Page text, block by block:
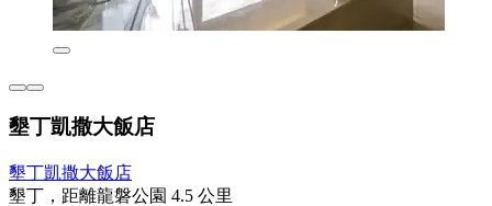
墾丁凱撒大飯店
墾丁凱撒大飯店
墾丁，距離龍磐公園 4.5 公里